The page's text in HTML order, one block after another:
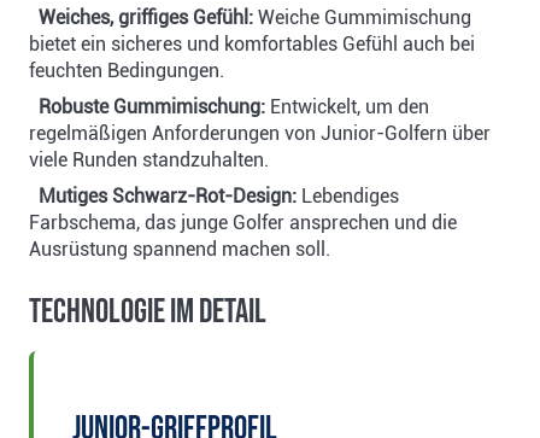
Weiches, griffiges Gefühl: Weiche Gummimischung
bietet ein sicheres und komfortables Gefühl auch bei
feuchten Bedingungen.
Robuste Gummimischung: Entwickelt, um den
regelmäßigen Anforderungen von Junior-Golfern über
viele Runden standzuhalten.
Mutiges Schwarz-Rot-Design: Lebendiges
Farbschema, das junge Golfer ansprechen und die
Ausrüstung spannend machen soll.
Technologie im Detail
Junior-Griffprofil